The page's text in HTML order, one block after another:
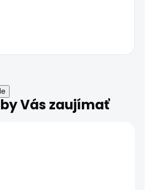
Vás zaujímať